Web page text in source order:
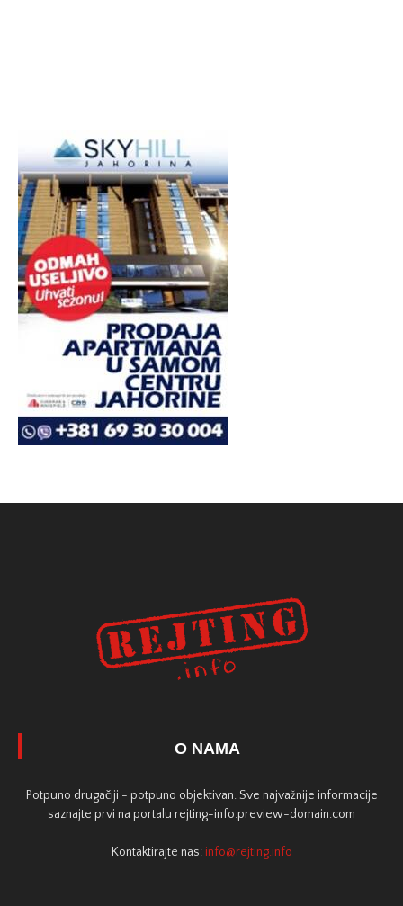
O NAMA
Potpuno drugačiji - potpuno objektivan. Sve najvažnije informacije
saznajte prvi na portalu rejting-info.preview-domain.com
Kontaktirajte nas: info@rejting.info